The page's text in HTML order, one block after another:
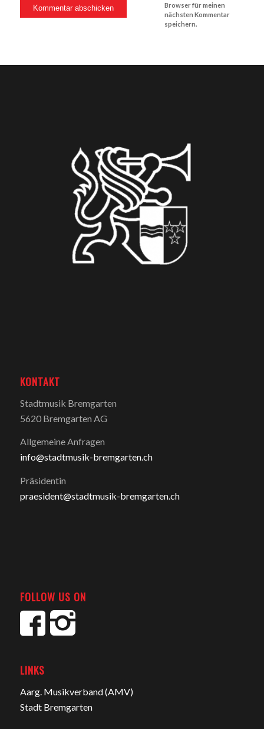
Browser für meinen
nächsten Kommentar
speichern.
KONTAKT
Stadtmusik Bremgarten
5620 Bremgarten AG
Allgemeine Anfragen
info@stadtmusik-bremgarten.ch
Präsidentin
praesident@stadtmusik-bremgarten.ch
FOLLOW US ON
LINKS
Aarg. Musikverband (AMV)
Stadt Bremgarten